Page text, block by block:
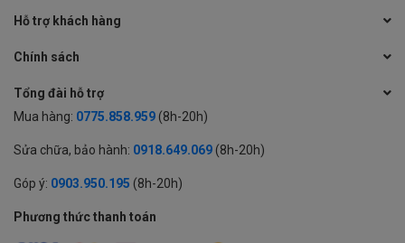
Hỗ trợ khách hàng
Chính sách
Tổng đài hỗ trợ
Mua hàng: 0775.858.959 (8h-20h)
Sửa chữa, bảo hành: 0918.649.069 (8h-20h)
Góp ý: 0903.950.195 (8h-20h)
Phương thức thanh toán